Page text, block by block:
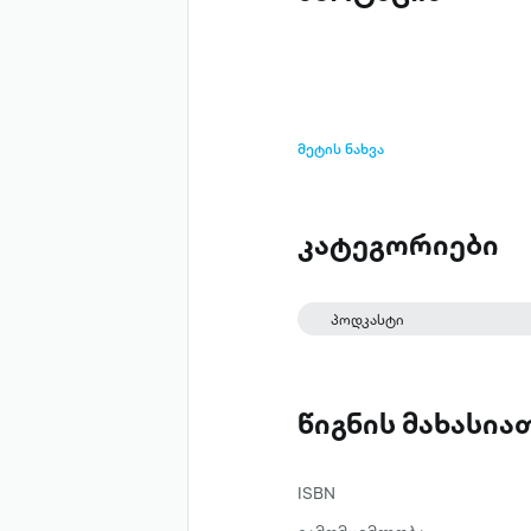
მეტის ნახვა
კატეგორიები
პოდკასტი
წიგნის
ISBN